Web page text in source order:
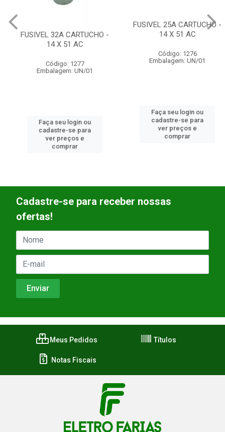
FUSIVEL 32A CARTUCHO -
14 X 51 AC
Código: 1277
Embalagem: UN/01
Faça seu login ou
cadastre-se para
ver preços e
comprar
FUSIVEL 25A CARTUCHO -
Código: 1276
Faça seu login ou
cadastre-se para
ver preços e
Cadastre-se para receber nossas
ofertas!
Meus Pedidos Títulos
Notas Fiscais